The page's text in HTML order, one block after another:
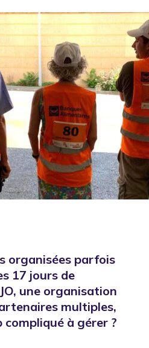
organisées parfois
17 jours de
une organisation
multiples,
compliqué à gérer ?